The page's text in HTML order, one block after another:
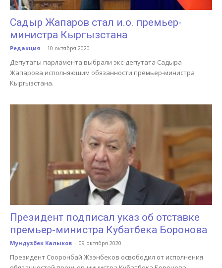
Садыр Жапаров стал и.о. премьер-
министра Кыргызстана
Редакция - 10 октября 2020
Депутаты парламента выбрали экс-депутата Садыра
Жапарова исполняющим обязанности премьер-министра
Кыргызстана.
Президент подписал указ об отставке
премьер-министра Кубатбека Боронова
Мундузбек Калыков - 09 октября 2020
Президент Сооронбай Жээнбеков освободил от исполнения